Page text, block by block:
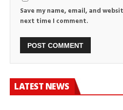
Save my name, email, and
next time I comment.
LATEST NEWS